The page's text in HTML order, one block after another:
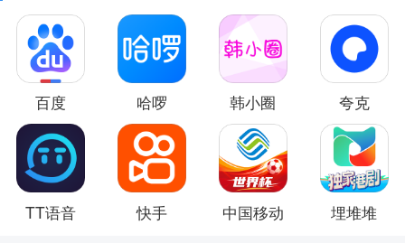
百度 哈啰 韩小圈 夸克
TT语音 快手 中国移动 埋堆堆